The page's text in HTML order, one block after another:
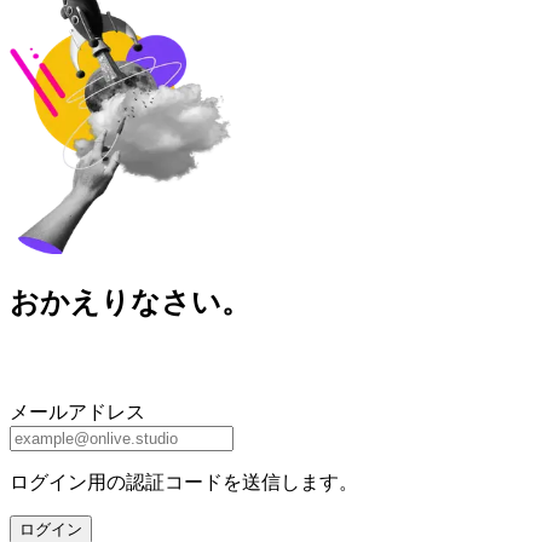
おかえりなさい。
メールアドレス
ログイン用の認証コードを送信します。
ログイン